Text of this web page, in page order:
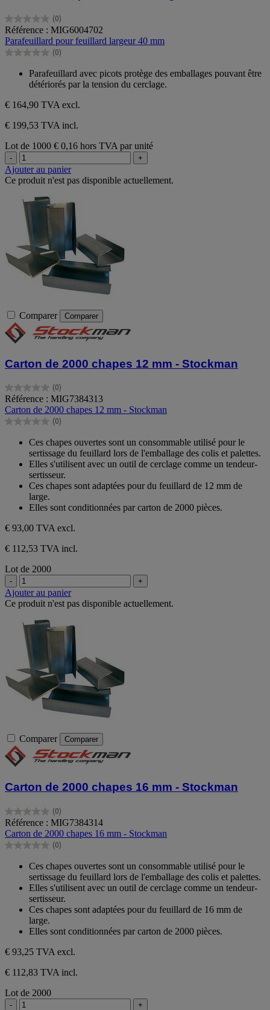
(0)
0.0
sur
5
étoiles.
Référence : MIG6004702
Parafeuillard pour feuillard largeur 40 mm
(0)
0.0
étoiles.
Parafeuillard avec picots protège des emballages pouvant être
détériorés par la tension du cerclage.
€ 164,90 TVA excl.
€ 199,53 TVA incl.
Lot de 1000 € 0,16 hors TVA par unité
- +
Ajouter au panier
Ce produit n'est pas disponible actuellement.
Comparer Comparer
Carton de 2000 chapes 12 mm - Stockman
(0)
0.0
sur
5
étoiles.
Référence : MIG7384313
Carton de 2000 chapes 12 mm - Stockman
(0)
0.0
étoiles.
Ces chapes ouvertes sont un consommable utilisé pour le
sertissage du feuillard lors de l'emballage des colis et palettes.
Elles s'utilisent avec un outil de cerclage comme un tendeur-
sertisseur.
Ces chapes sont adaptées pour du feuillard de 12 mm de
large.
Elles sont conditionnées par carton de 2000 pièces.
€ 93,00 TVA excl.
€ 112,53 TVA incl.
Lot de 2000
- +
Ajouter au panier
Ce produit n'est pas disponible actuellement.
Comparer Comparer
Carton de 2000 chapes 16 mm - Stockman
(0)
0.0
sur
5
étoiles.
Référence : MIG7384314
Carton de 2000 chapes 16 mm - Stockman
(0)
0.0
étoiles.
Ces chapes ouvertes sont un consommable utilisé pour le
sertissage du feuillard lors de l'emballage des colis et palettes.
Elles s'utilisent avec un outil de cerclage comme un tendeur-
sertisseur.
Ces chapes sont adaptées pour du feuillard de 16 mm de
large.
Elles sont conditionnées par carton de 2000 pièces.
€ 93,25 TVA excl.
€ 112,83 TVA incl.
Lot de 2000
- +